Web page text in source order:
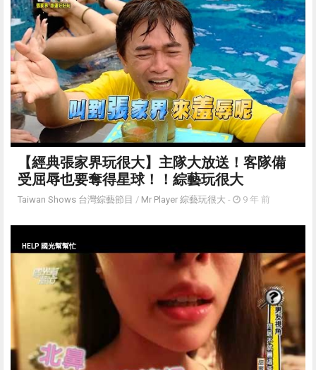
【經典張家界玩很大】主隊大放送！客隊備
受屈辱也要奪得星球！！綜藝玩很大
Taiwan Shows 台灣綜藝節目 / Mr Player 綜藝玩很大 - 9 年 前
HELP 國光幫幫忙